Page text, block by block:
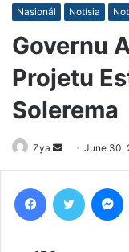
Nasionál Notísia
Governu
Projetu
Solerema
Zya
Send
an
email
June 30,